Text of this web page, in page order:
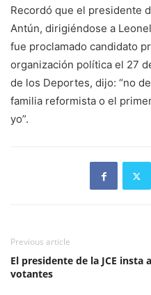
Recordó que el presidente
Antún, dirigiéndose a
fue proclamado candidato
organización política el 27
de los Deportes, dijo: “no
familia reformista o el
yo”.
Previous article
El presidente de la JCE
votantes